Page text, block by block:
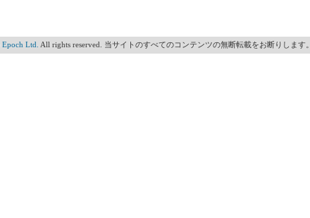
Epoch Ltd. All rights reserved. 当サイトのすべてのコンテンツの無断転載をお断りします。